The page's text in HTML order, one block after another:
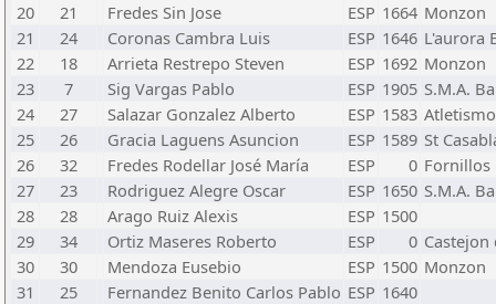
20
21 Fredes Sin Jose ESP 1664 Monzon
21
24 Coronas Cambra Luis ESP 1646 L'aurora
22
18 Arrieta Restrepo Steven ESP 1692 Monzon
23
7 Sig Vargas Pablo ESP 1905 S.M.A.
24
27 Salazar Gonzalez Alberto ESP 1583
25
26 Gracia Laguens Asuncion ESP 1589 St
26
32 Fredes Rodellar José María ESP 0 Fornillos
27
23 Rodriguez Alegre Oscar ESP 1650 S.M.A.
28
28 Arago Ruiz Alexis ESP 1500
29
34 Ortiz Maseres Roberto ESP 0 Castejon
30
30 Mendoza Eusebio ESP 1500 Monzon
31
25 Fernandez Benito Carlos Pablo ESP 1640